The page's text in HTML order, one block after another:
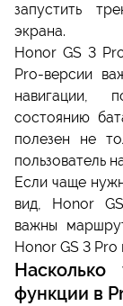
запустить
экрана.
Honor GS 3
Pro-версии
навигации,
состоянию
полезен не
пользователь
Если чаще
вид, Honor
важны
Honor GS 3 Pro
Насколько
функции в